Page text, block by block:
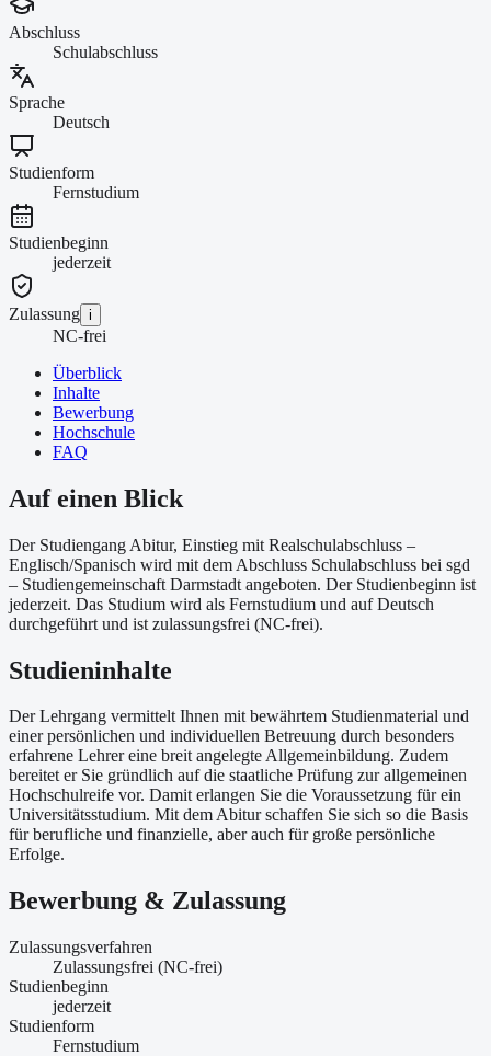
Abschluss
Schulabschluss
Sprache
Deutsch
Studienform
Fernstudium
Studienbeginn
jederzeit
Zulassung i
NC-frei
Überblick
Inhalte
Bewerbung
Hochschule
FAQ
Auf einen Blick
Der Studiengang Abitur, Einstieg mit Realschulabschluss –
Englisch/Spanisch wird mit dem Abschluss Schulabschluss bei sgd
– Studiengemeinschaft Darmstadt angeboten. Der Studienbeginn ist
jederzeit. Das Studium wird als Fernstudium und auf Deutsch
durchgeführt und ist zulassungsfrei (NC-frei).
Studieninhalte
Der Lehrgang vermittelt Ihnen mit bewährtem Studienmaterial und
einer persönlichen und individuellen Betreuung durch besonders
erfahrene Lehrer eine breit angelegte Allgemeinbildung. Zudem
bereitet er Sie gründlich auf die staatliche Prüfung zur allgemeinen
Hochschulreife vor. Damit erlangen Sie die Voraussetzung für ein
Universitätsstudium. Mit dem Abitur schaffen Sie sich so die Basis
für berufliche und finanzielle, aber auch für große persönliche
Erfolge.
Bewerbung & Zulassung
Zulassungsverfahren
Zulassungsfrei (NC-frei)
Studienbeginn
jederzeit
Studienform
Fernstudium